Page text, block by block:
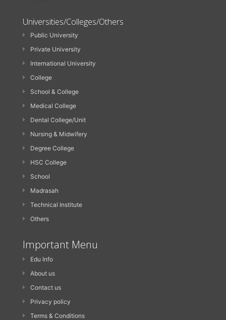
Universities/Colleges/Others
Public University
Private University
International University
College
School & College
Medical College
Dental College/Unit
Nursing & Midwifery
Degree College
HSC College
School
Madrasah
Technical Institute
Others
Important Menu
Edu Info
About us
Contact us
Privacy policy
Terms & Conditions